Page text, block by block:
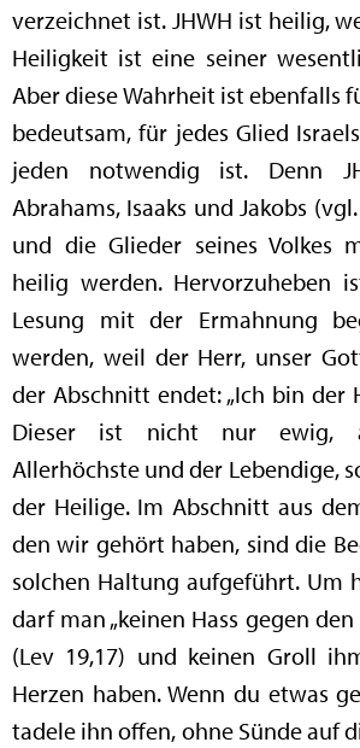
verzeichnet ist. JHWH ist heilig,
Heiligkeit ist eine seiner
Aber diese Wahrheit ist ebenfalls
bedeutsam, für jedes Glied
jeden notwendig ist. Denn
Abrahams, Isaaks und Jakobs
und die Glieder seines Volkes
heilig werden. Hervorzuheben
Lesung mit der Ermahnung
werden, weil der Herr, unser
der Abschnitt endet: „Ich bin der
Dieser ist nicht nur ewig,
Allerhöchste und der Lebendige,
der Heilige. Im Abschnitt aus
den wir gehört haben, sind die
solchen Haltung aufgeführt. Um
darf man „keinen Hass gegen
(Lev 19,17) und keinen Groll
Herzen haben. Wenn du etwas
tadele ihn offen, ohne Sünde auf